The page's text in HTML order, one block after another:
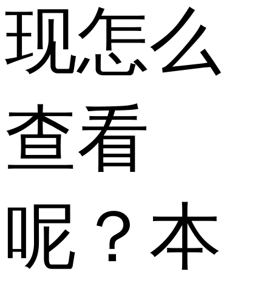
现怎么
查看
呢？本